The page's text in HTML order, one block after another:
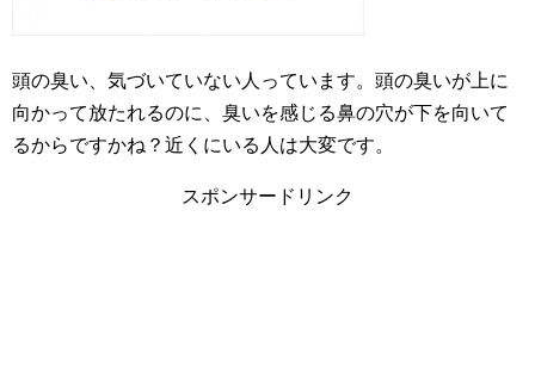
頭の臭い、気づいていない人っています。頭の臭いが上に
向かって放たれるのに、臭いを感じる鼻の穴が下を向いて
るからですかね？近くにいる人は大変です。
スポンサードリンク